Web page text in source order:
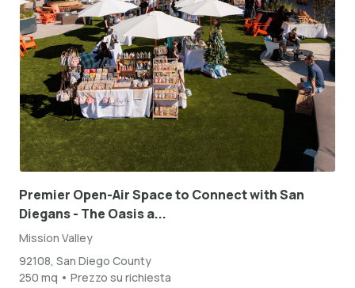
Premier Open-Air Space to Connect with San
Diegans - The Oasis a...
Mission Valley
92108, San Diego County
250 mq • Prezzo su richiesta